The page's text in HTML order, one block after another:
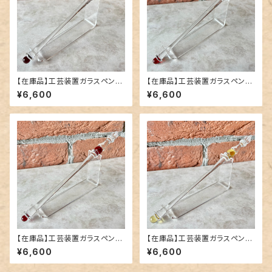
【在庫品】工芸装置ガラスペン
「ルンゴ／ボルドー」中字
¥6,600
【在庫品】工芸装置ガラスペン
「ルンゴ／ガーネット」中字
¥6,600
【在庫品】工芸装置ガラスペン
「ルンゴ／カーマイン」中字
¥6,600
【在庫品】工芸装置ガラスペン
「ルンゴ／アンティックゴールド」
中字
¥6,600